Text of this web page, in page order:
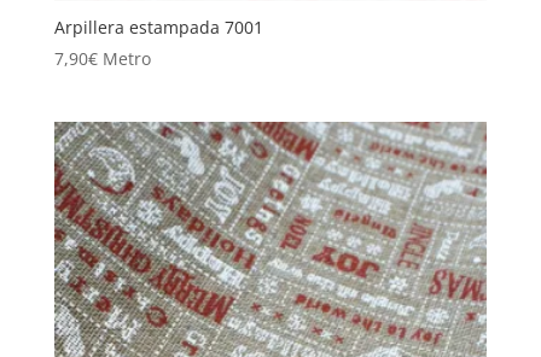
Arpillera estampada 7001
7,90€ Metro